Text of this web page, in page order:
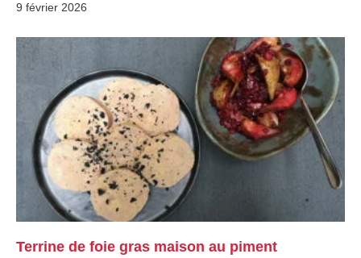
9 février 2026
Terrine de foie gras maison au piment